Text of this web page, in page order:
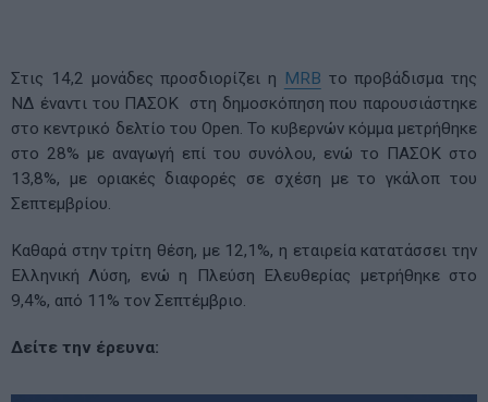
Στις 14,2 μονάδες προσδιορίζει η ΜRB το προβάδισμα της
ΝΔ έναντι του ΠΑΣΟΚ στη δημοσκόπηση που παρουσιάστηκε
στο κεντρικό δελτίο του Open. Το κυβερνών κόμμα μετρήθηκε
στο 28% με αναγωγή επί του συνόλου, ενώ το ΠΑΣΟΚ στο
13,8%, με οριακές διαφορές σε σχέση με το γκάλοπ του
Σεπτεμβρίου.
Καθαρά στην τρίτη θέση, με 12,1%, η εταιρεία κατατάσσει την
Ελληνική Λύση, ενώ η Πλεύση Ελευθερίας μετρήθηκε στο
9,4%, από 11% τον Σεπτέμβριο.
Δείτε την έρευνα: